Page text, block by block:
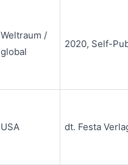
Weltraum /
global
2020, Self-
USA dt. Festa